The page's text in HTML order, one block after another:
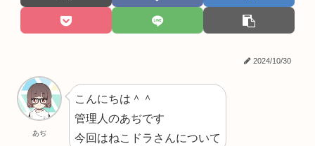
2024/10/30
あぢ
こんにちは＾＾
管理人のあぢです
今回はねこドラさんについて